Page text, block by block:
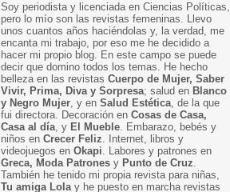
Soy periodista y licenciada en Ciencias Políticas,
pero lo mío son las revistas femeninas. Llevo
unos cuantos años haciéndolas y, la verdad, me
encanta mi trabajo, por eso me he decidido a
hacer mi propio blog. En este campo se puede
decir que domino todos los temas. He hecho
belleza en las revistas Cuerpo de Mujer, Saber
Vivir, Prima, Diva y Sorpresa; salud en Blanco
y Negro Mujer, y en Salud Estética, de la que
fui directora. Decoración en Cosas de Casa,
Casa al día, y El Mueble. Embarazo, bebés y
niños en Crecer Feliz. Internet, libros y
videojuegos en Okapi. Labores y patrones en
Greca, Moda Patrones y Punto de Cruz.
También he tenido mi propia revista para niñas,
Tu amiga Lolay he puesto en marcha revistas